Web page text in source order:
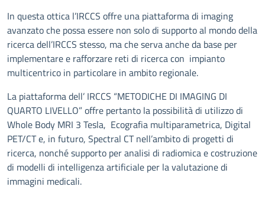
In questa ottica l’IRCCS offre una piattaforma di imaging
avanzato che possa essere non solo di supporto al mondo della
ricerca dell’IRCCS stesso, ma che serva anche da base per
implementare e rafforzare reti di ricerca con impianto
multicentrico in particolare in ambito regionale.
La piattaforma dell’ IRCCS “METODICHE DI IMAGING DI
QUARTO LIVELLO” offre pertanto la possibilità di utilizzo di
Whole Body MRI 3 Tesla, Ecografia multiparametrica, Digital
PET/CT e, in futuro, Spectral CT nell’ambito di progetti di
ricerca, nonché supporto per analisi di radiomica e costruzione
di modelli di intelligenza artificiale per la valutazione di
immagini medicali.